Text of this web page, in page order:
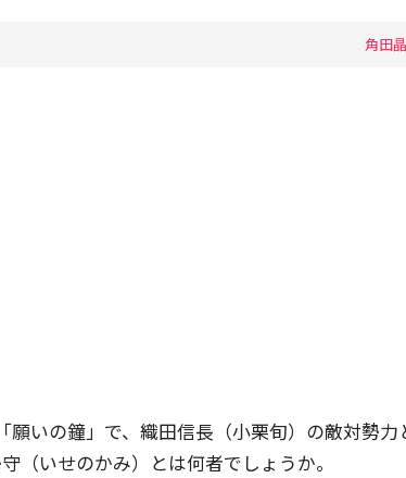
角田
願いの鐘」で、織田信長（小栗旬）の敵対勢
（いせのかみ）とは何者でしょうか。